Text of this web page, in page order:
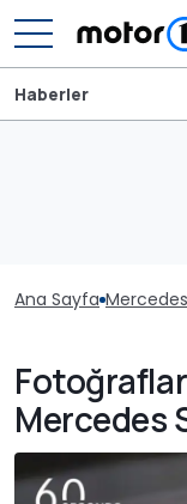
Haberler
Ana Sayfa
Mercedes